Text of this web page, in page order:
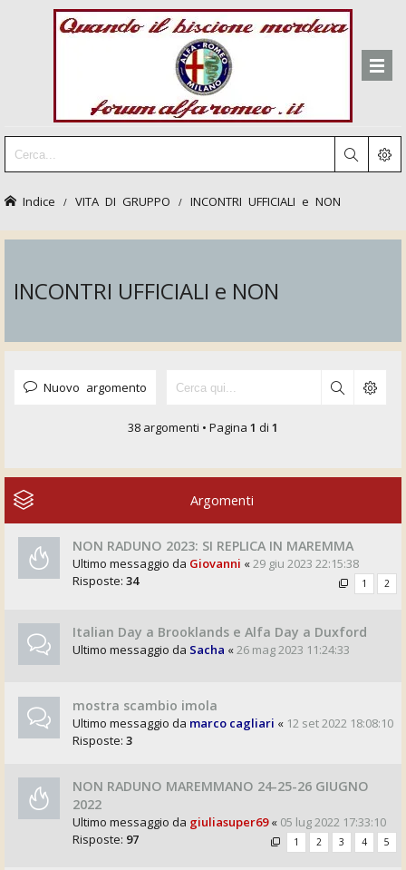
Indice VITA DI GRUPPO INCONTRI UFFICIALI e NON
INCONTRI UFFICIALI e NON
Nuovo argomento
38 argomenti • Pagina 1 di 1
Argomenti
NON RADUNO 2023: SI REPLICA IN MAREMMA
Ultimo messaggio da Giovanni «29 giu 2023 22:15:38
Risposte: 34 1 2
Italian Day a Brooklands e Alfa Day a Duxford
Ultimo messaggio da Sacha «26 mag 2023 11:24:33
mostra scambio imola
Ultimo messaggio da marco cagliari « 12 set 2022 18:08:10
Risposte: 3
NON RADUNO MAREMMANO 24-25-26 GIUGNO
2022
Ultimo messaggio da giuliasuper69« 05 lug 2022 17:33:10
Risposte: 97 1 2 3 4 5